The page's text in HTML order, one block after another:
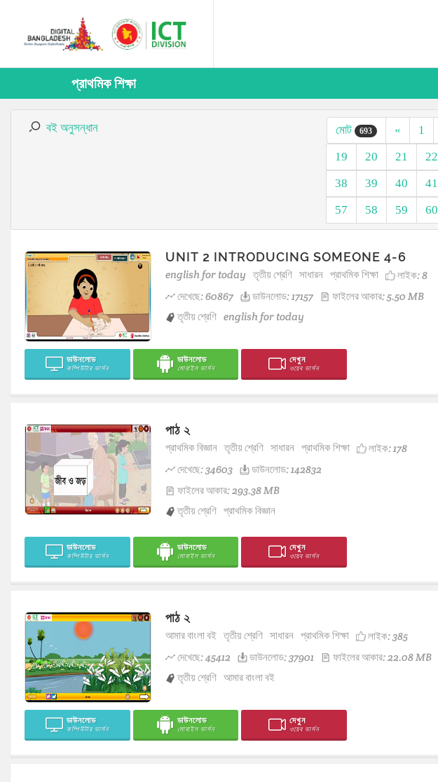
প্রাথমিক শিক্ষা
বই অনুসন্ধান মোট 693 « 1
19
20 21 22
38
39 40 41
57
58 59 60
UNIT 2 INTRODUCING SOMEONE 4-6
english for today তৃতীয় শ্রেণি সাধারন প্রাথমিক শিক্ষা লাইক:8
দেখেছে: 60867
ডাউনলোড: 17157
ফাইলের আকার: 5.50 MB
তৃতীয় শ্রেণি english for today
ডাউনলোড
কম্পিউটার ভার্সন
ডাউনলোড
মোবাইল ভার্সন
দেখুন
ওয়েব ভার্সন
পাঠ ২
প্রাথমিক বিজ্ঞান তৃতীয় শ্রেণি সাধারন প্রাথমিক শিক্ষা লাইক:178
দেখেছে: 34603
ডাউনলোড: 142832
ফাইলের আকার: 293.38 MB
তৃতীয় শ্রেণি প্রাথমিক বিজ্ঞান
ডাউনলোড
কম্পিউটার ভার্সন
ডাউনলোড
মোবাইল ভার্সন
দেখুন
ওয়েব ভার্সন
পাঠ ২
আমার বাংলা বই তৃতীয় শ্রেণি সাধারন প্রাথমিক শিক্ষা লাইক:385
দেখেছে: 45412
ডাউনলোড: 37901
ফাইলের আকার: 22.08 MB
তৃতীয় শ্রেণি আমার বাংলা বই
ডাউনলোড
কম্পিউটার ভার্সন
ডাউনলোড
মোবাইল ভার্সন
দেখুন
ওয়েব ভার্সন